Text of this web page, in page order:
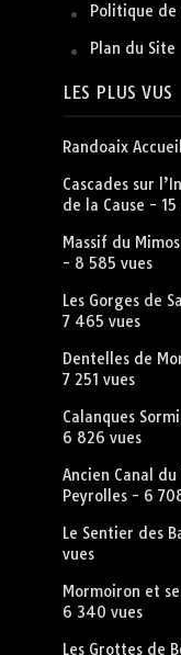
Politique
Plan du Site
LES PLUS VUS
Randoaix Accueil
Cascades sur
de la Cause - 15
Massif du
- 8 585 vues
Les Gorges de
7 465 vues
Dentelles de
7 251 vues
Calanques
6 826 vues
Ancien Canal
Peyrolles- 6
Le Sentier des
vues
Mormoiron et
6 340 vues
Les Grottes de